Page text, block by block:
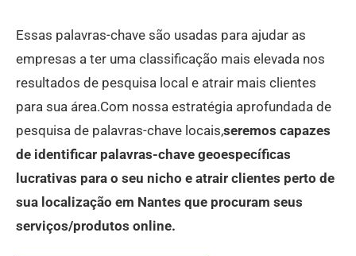
Essas palavras-chave são usadas para ajudar as
empresas a ter uma classificação mais elevada nos
resultados de pesquisa local e atrair mais clientes
para sua área.Com nossa estratégia aprofundada de
pesquisa de palavras-chave locais,seremos capazes
de identificar palavras-chave geoespecíficas
lucrativas para o seu nicho e atrair clientes perto de
sua localização em Nantes que procuram seus
serviços/produtos online.